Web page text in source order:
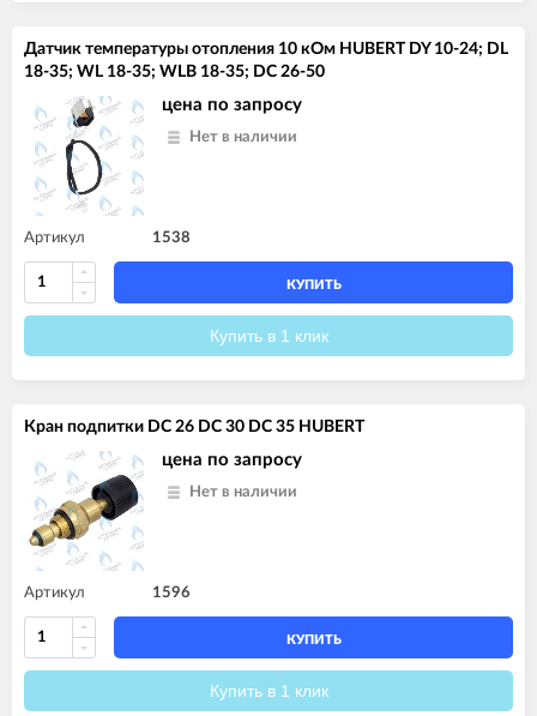
Датчик температуры отопления 10 кОм HUBERT DY 10-24; DL
18-35; WL 18-35; WLB 18-35; DC 26-50
цена по запросу
Нет в наличии
Артикул 1538
КУПИТЬ
Купить в 1 клик
Кран подпитки DC 26 DC 30 DC 35 HUBERT
цена по запросу
Нет в наличии
Артикул 1596
КУПИТЬ
Купить в 1 клик